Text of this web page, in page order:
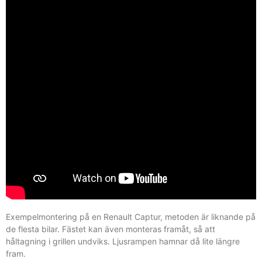
Exempelmontering på en Renault Captur, metoden är liknande på
de flesta bilar. Fästet kan även monteras framåt, så att
håltagning i grillen undviks. Ljusrampen hamnar då lite längre
fram.